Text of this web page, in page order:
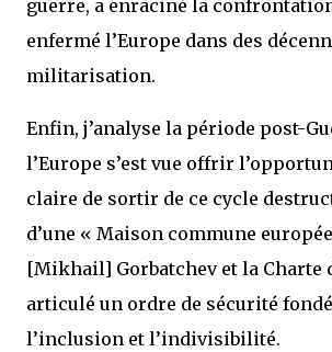
guerre, a enraciné la
enfermé l’Europe dans des
militarisation.
Enfin, j’analyse la période post-
l’Europe s’est vue offrir
claire de sortir de ce cycle
d’une « Maison commune
[Mikhail] Gorbatchev et la Charte
articulé un ordre de sécurité
l’inclusion et l’indivisibilité.